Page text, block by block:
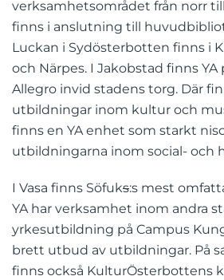
verksamhetsområdet från norr
finns i anslutning till
Luckan i Sydösterbotten finns i
och Närpes. I Jakobstad finns YA
Allegro invid stadens torg. Där
utbildningar inom kultur och
finns en YA enhet som starkt
utbildningarna inom social- och
I Vasa finns Söfuks:s mest
YA har verksamhet inom andra
yrkesutbildning på Campus
brett utbud av utbildningar. På
finns också KulturÖsterbottens